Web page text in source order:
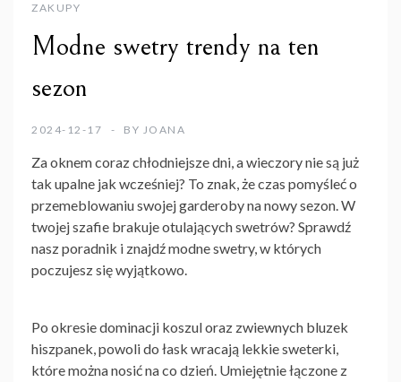
ZAKUPY
Modne swetry trendy na ten
sezon
2024-12-17 BY JOANA
Za oknem coraz chłodniejsze dni, a wieczory nie są już
tak upalne jak wcześniej? To znak, że czas pomyśleć o
przemeblowaniu swojej garderoby na nowy sezon. W
twojej szafie brakuje otulających swetrów? Sprawdź
nasz poradnik i znajdź modne swetry, w których
poczujesz się wyjątkowo.
Po okresie dominacji koszul oraz zwiewnych bluzek
hiszpanek, powoli do łask wracają lekkie sweterki,
które można nosić na co dzień. Umiejętnie łączone z